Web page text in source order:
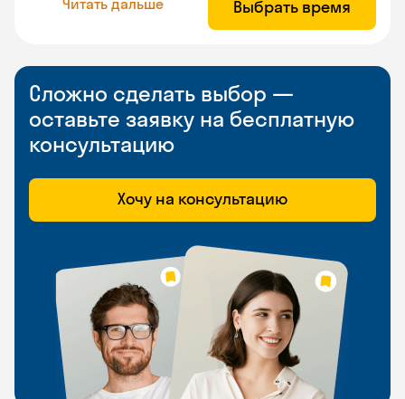
Выбрать время
Сложно сделать выбор —
оставьте заявку на бесплатную
консультацию
Хочу на консультацию